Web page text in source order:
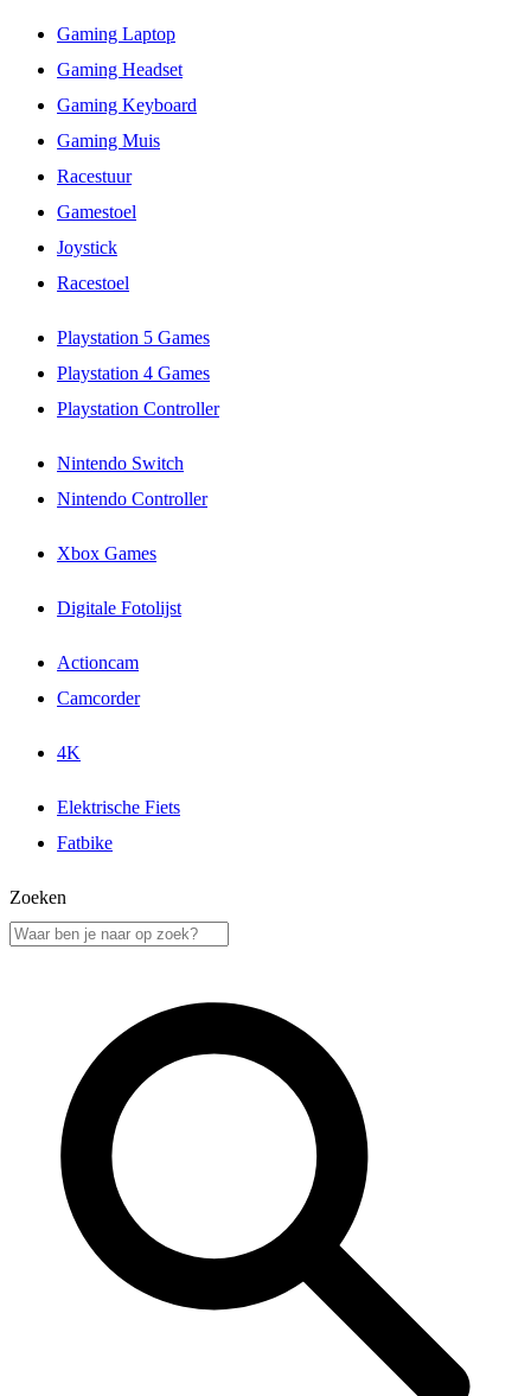
Gaming Laptop
Gaming Headset
Gaming Keyboard
Gaming Muis
Racestuur
Gamestoel
Joystick
Racestoel
Playstation 5 Games
Playstation 4 Games
Playstation Controller
Nintendo Switch
Nintendo Controller
Xbox Games
Digitale Fotolijst
Actioncam
Camcorder
4K
Elektrische Fiets
Fatbike
Zoeken